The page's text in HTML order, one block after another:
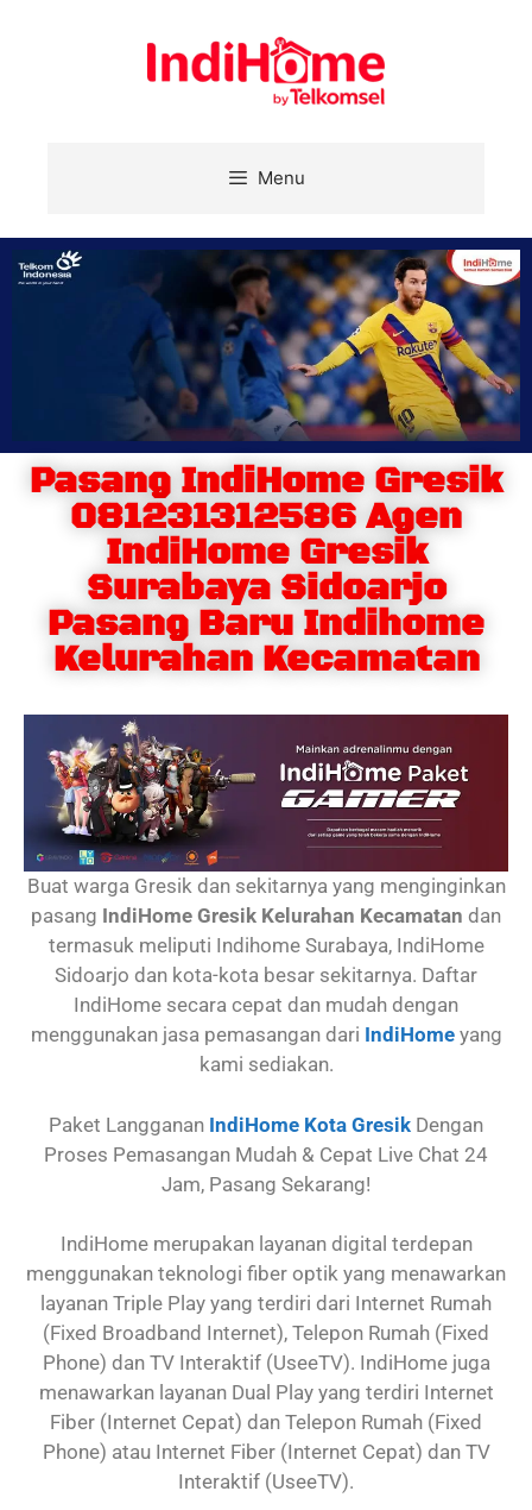
Menu
Pasang IndiHome Gresik
081231312586 Agen
IndiHome Gresik
Surabaya Sidoarjo
Pasang Baru Indihome
Kelurahan Kecamatan
Buat warga Gresik dan sekitarnya yang menginginkan
pasang IndiHome Gresik Kelurahan Kecamatan dan
termasuk meliputi Indihome Surabaya, IndiHome
Sidoarjo dan kota-kota besar sekitarnya. Daftar
IndiHome secara cepat dan mudah dengan
menggunakan jasa pemasangan dari IndiHome yang
kami sediakan.
Paket Langganan IndiHome Kota Gresik Dengan
Proses Pemasangan Mudah & Cepat Live Chat 24
Jam, Pasang Sekarang!
IndiHome merupakan layanan digital terdepan
menggunakan teknologi fiber optik yang menawarkan
layanan Triple Play yang terdiri dari Internet Rumah
(Fixed Broadband Internet), Telepon Rumah (Fixed
Phone) dan TV Interaktif (UseeTV). IndiHome juga
menawarkan layanan Dual Play yang terdiri Internet
Fiber (Internet Cepat) dan Telepon Rumah (Fixed
Phone) atau Internet Fiber (Internet Cepat) dan TV
Interaktif (UseeTV).